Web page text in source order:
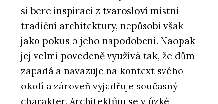
si bere inspiraci z tvarosloví místní
tradiční architektury, nepůsobí však
jako pokus o jeho napodobení. Naopak
jej velmi povedeně využívá tak, že dům
zapadá a navazuje na kontext svého
okolí a zároveň vyjadřuje současný
charakter. Architektům se v úzké